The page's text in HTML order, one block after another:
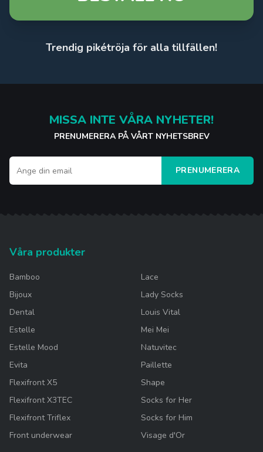
Trendig pikétröja för alla tillfällen!
MISSA INTE VÅRA NYHETER!
PRENUMERERA PÅ VÅRT NYHETSBREV
PRENUMERERA
Våra produkter
Bamboo
Bijoux
Dental
Estelle
Estelle Mood
Evita
Flexifront X5
Flexifront X3TEC
Flexifront Triflex
Front underwear
Lace
Lady Socks
Louis Vital
Mei Mei
Natuvitec
Paillette
Shape
Socks for Her
Socks for Him
Visage d'Or